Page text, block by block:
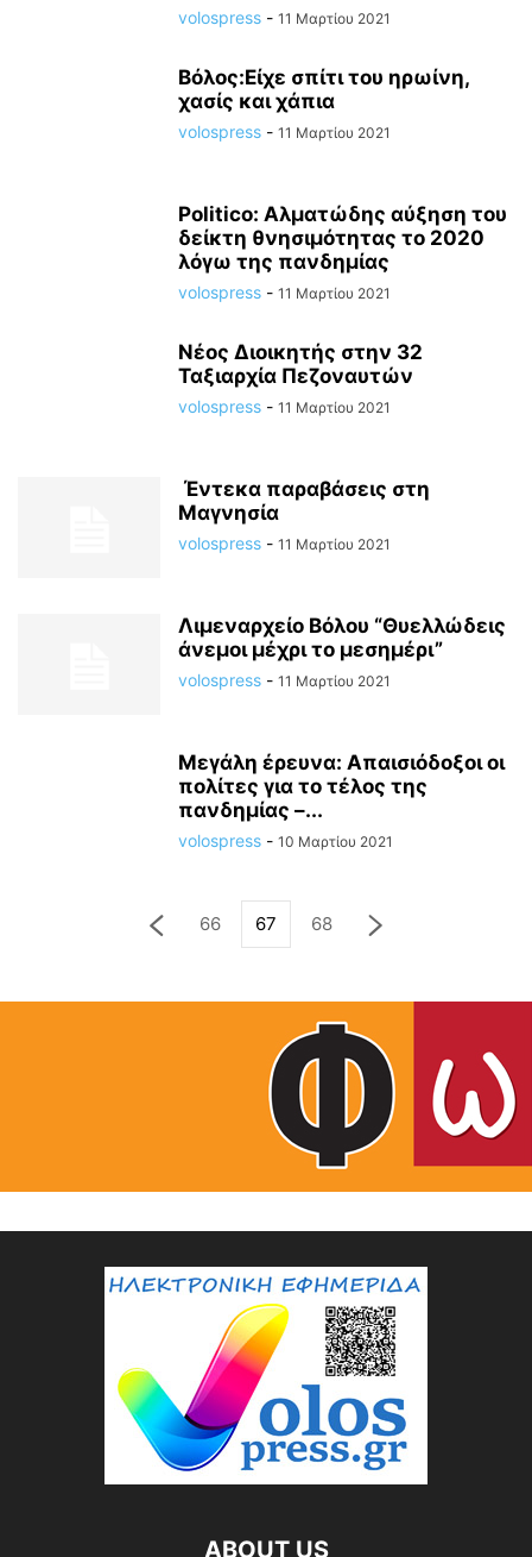
volospress - 11 Μαρτίου 2021
Βόλος:Είχε σπίτι του ηρωίνη,
χασίς και χάπια
volospress - 11 Μαρτίου 2021
Politico: Αλματώδης αύξηση του
δείκτη θνησιμότητας το 2020
λόγω της πανδημίας
volospress - 11 Μαρτίου 2021
Νέος Διοικητής στην 32
Ταξιαρχία Πεζοναυτών
volospress - 11 Μαρτίου 2021
Έντεκα παραβάσεις στη
Μαγνησία
volospress - 11 Μαρτίου 2021
Λιμεναρχείο Βόλου “Θυελλώδεις
άνεμοι μέχρι το μεσημέρι”
volospress - 11 Μαρτίου 2021
Μεγάλη έρευνα: Απαισιόδοξοι οι
πολίτες για το τέλος της
πανδημίας –...
volospress - 10 Μαρτίου 2021
66 67 68
ABOUT US